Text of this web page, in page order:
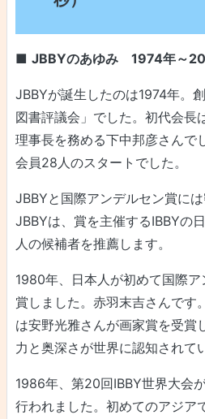
■ JBBYのあゆみ 1974年～
JBBYが誕生したのは1974年。
図書評議会」でした。初代会長
理事長を務める下中邦彦さんで
会員28人のスタートでした。
JBBYと国際アンデルセン賞には
JBBYは、賞を主催するIBBYの
人の候補者を推薦します。
1980年、日本人が初めて国際
賞しました。赤羽末吉さんです
は安野光雅さんが画家賞を受賞
力と奥深さが世界に認知されて
1986年、第20回IBBY世界大会
行われました。初めてのアジア